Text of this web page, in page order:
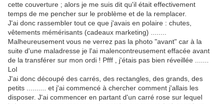
cette couverture ; alors je me suis dit qu'il était effectivement
temps de me pencher sur le problème et de la remplacer.
J'ai donc rassembler tout ce que j'avais en polaire : chutes,
vêtements mémérisants (cadeaux marketing) ........
Malheureusement vous ne verrez pas la photo "avant" car à la
suite d'une maladresse je l'ai malencontreusement effacée avant
de la transférer sur mon ordi ! Pfff , j'étais pas bien réveillée .......
Lol
J'ai donc découpé des carrés, des rectangles, des grands, des
petits .......... et j'ai commencé à chercher comment j'allais les
disposer. J'ai commencer en partant d'un carré rose sur lequel